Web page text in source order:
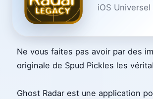
iOS Universel
Ne vous faites pas avoir par des
originale de Spud Pickles les
Ghost Radar est une application